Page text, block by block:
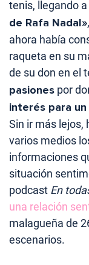
tenis, llegando
de Rafa Nadal»
ahora había
raqueta en su
de su don en el
pasiones por
interés para
Sin ir más lejos,
varios medios
informaciones
situación
podcast En
una relación
malagueña de
escenarios.